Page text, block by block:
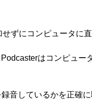
ずにコンピュータに直
はコンピュー
音しているかを正確に